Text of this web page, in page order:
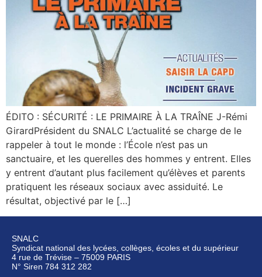
ÉDITO : SÉCURITÉ : LE PRIMAIRE À LA TRAÎNE J-Rémi
GirardPrésident du SNALC L’actualité se charge de le
rappeler à tout le monde : l’École n’est pas un
sanctuaire, et les querelles des hommes y entrent. Elles
y entrent d’autant plus facilement qu’élèves et parents
pratiquent les réseaux sociaux avec assiduité. Le
résultat, objectivé par le […]
SNALC
Syndicat national des lycées, collèges, écoles et du supérieur
4 rue de Trévise – 75009 PARIS
N° Siren 784 312 282